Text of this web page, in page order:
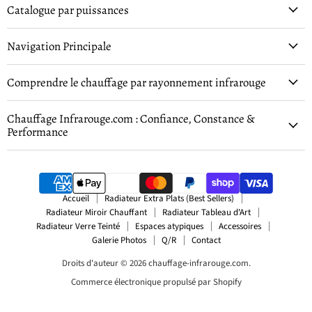
Catalogue par puissances
Navigation Principale
Comprendre le chauffage par rayonnement infrarouge
Chauffage Infrarouge.com : Confiance, Constance &
Performance
Accueil
Radiateur Extra Plats (Best Sellers)
Radiateur Miroir Chauffant
Radiateur Tableau d'Art
Radiateur Verre Teinté
Espaces atypiques
Accessoires
Galerie Photos
Q/R
Contact
Droits d'auteur © 2026 chauffage-infrarouge.com.
Commerce électronique propulsé par Shopify